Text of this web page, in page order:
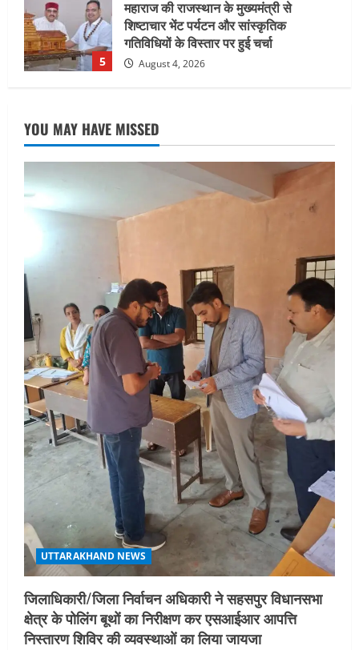
1
जिलाधिकारी/जिला निर्वाचन अधिकारी ने
सहसपुर विधानसभा क्षेत्र के पोलिंग बूथों का
निरीक्षण कर एसआईआर आपत्ति निस्तारण
शिविर की व्यवस्थाओं का लिया जायजा
2
तीलू रौतेली पुरस्कार के लिए 13 वीरांगनाओं का
चयन : रेखा आर्या
August 6, 2026
UTTARAKHAND NEWS
मिस उत्तराखंड 2026 के सब-कॉन्टेस्ट ‘मिस
August 5, 2026
4
UTTARAKHAND NEWS
एमआईटी वर्ल्ड पीस यूनिवर्सिटी और जर्मनी के
बीएसबीआई के बीच समझौता; भारतीय छात्रों
को मिलेंगे वैश्विक अवसर
August 5, 2026
STATES NEWS
महाराज की राजस्थान के मुख्यमंत्री से
शिष्टाचार भेंट पर्यटन और सांस्कृतिक
गतिविधियों के विस्तार पर हुई चर्चा
August 4, 2026
YOU MAY HAVE MISSED
UTTARAKHAND NEWS
जिलाधिकारी/जिला निर्वाचन अधिकारी ने सहसपुर विधानसभा
क्षेत्र के पोलिंग बूथों का निरीक्षण कर एसआईआर आपत्ति
निस्तारण शिविर की व्यवस्थाओं का लिया जायजा